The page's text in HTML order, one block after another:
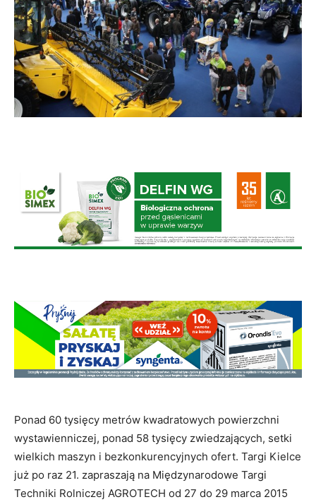
Ponad 60 tysięcy metrów kwadratowych powierzchni
wystawienniczej, ponad 58 tysięcy zwiedzających, setki
wielkich maszyn i bezkonkurencyjnych ofert. Targi Kielce
już po raz 21. zapraszają na Międzynarodowe Targi
Techniki Rolniczej AGROTECH od 27 do 29 marca 2015